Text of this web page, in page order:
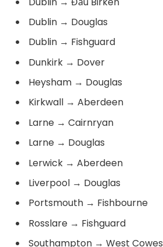
Dublin → Douglas
Dublin → Fishguard
Dunkirk → Dover
Heysham → Douglas
Kirkwall → Aberdeen
Larne → Cairnryan
Larne → Douglas
Lerwick → Aberdeen
Liverpool → Douglas
Portsmouth → Fishbourne
Rosslare → Fishguard
Southampton → West Cowes